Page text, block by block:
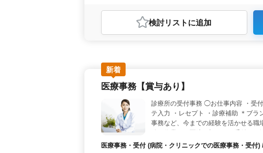
おすすめポイント
＜働きやすさ＞ 北海道帯広市西に位置する建設機
車通勤可能で、長期間働ける環境が整っています
当していただきます。建設機械整備士経験者や40
300万円から450万円までの幅広い報酬を提供しま
で、自己成長や趣味に時間を割くことも可能です。
てキャリアを築いていけます。
検討リスト に追加
新着
医療事務【賞与あり】
診療所の受付事務 ◯お仕事内容 ・受
テ入力 ・レセプト ・診療補助 ＊ブラ
事務など、今までの経験を活かせる
医療事務・受付 (病院・クリニックでの医療事務・受付)